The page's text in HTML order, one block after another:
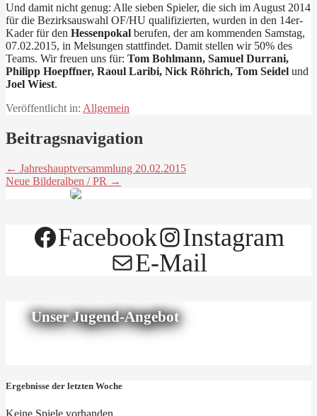
Und damit nicht genug: Alle sieben Spieler, die sich im August 2014
für die Bezirksauswahl OF/HU qualifizierten, wurden in den 14er-
Kader für den Hessenpokal berufen, der am kommenden Samstag,
07.02.2015, in Melsungen stattfindet. Damit stellen wir 50% des
Teams. Wir freuen uns für: Tom Bohlmann, Samuel Durrani,
Philipp Hoepffner, Raoul Laribi, Nick Röhrich, Tom Seidel und
Joel Wiest.
Veröffentlicht in: Allgemein
Beitragsnavigation
← Jahreshauptversammlung 20.02.2015
Neue Bilderalben / PR →
Facebook
Instagram
E-Mail
Unser Jugend-Angebot
Ergebnisse der letzten Woche
Keine Spiele vorhanden